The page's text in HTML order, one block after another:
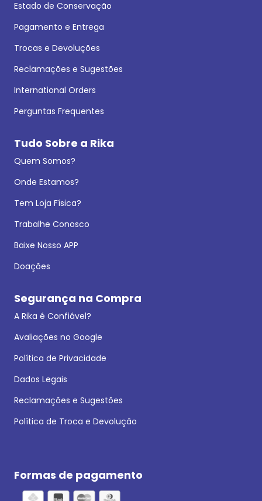
Estado de Conservação
Pagamento e Entrega
Trocas e Devoluções
Reclamações e Sugestões
International Orders
Perguntas Frequentes
Tudo Sobre a Rika
Quem Somos?
Onde Estamos?
Tem Loja Física?
Trabalhe Conosco
Baixe Nosso APP
Doações
Segurança na Compra
A Rika é Confiável?
Avaliações no Google
Política de Privacidade
Dados Legais
Reclamações e Sugestões
Política de Troca e Devolução
Formas de pagamento